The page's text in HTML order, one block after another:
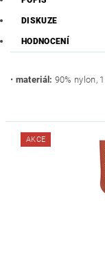
DISKUZE
HODNOCENÍ
• materiál: 90% nylon,
AKCE